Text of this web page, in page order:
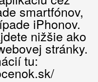
smartfónov,
iPhonov.
nižšie ako
stránky.
tu: